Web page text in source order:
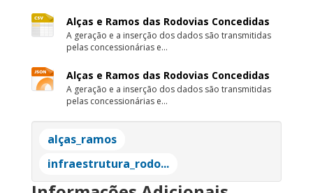
Alças e Ramos das Rodovias Concedidas
A geração e a inserção dos dados são transmitidas
pelas concessionárias e...
Alças e Ramos das Rodovias Concedidas
A geração e a inserção dos dados são transmitidas
pelas concessionárias e...
alças_ramos
infraestrutura_rodo...